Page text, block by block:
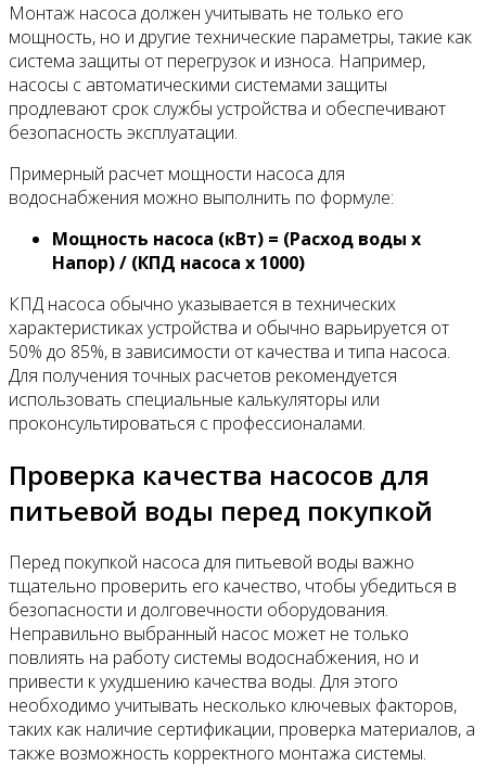
Монтаж насоса должен учитывать не только его
мощность, но и другие технические параметры, такие как
система защиты от перегрузок и износа. Например,
насосы с автоматическими системами защиты
продлевают срок службы устройства и обеспечивают
безопасность эксплуатации.
Примерный расчет мощности насоса для
водоснабжения можно выполнить по формуле:
Мощность насоса (кВт) = (Расход воды x
Напор) / (КПД насоса x 1000)
КПД насоса обычно указывается в технических
характеристиках устройства и обычно варьируется от
50% до 85%, в зависимости от качества и типа насоса.
Для получения точных расчетов рекомендуется
использовать специальные калькуляторы или
проконсультироваться с профессионалами.
Проверка качества насосов для
питьевой воды перед покупкой
Перед покупкой насоса для питьевой воды важно
тщательно проверить его качество, чтобы убедиться в
безопасности и долговечности оборудования.
Неправильно выбранный насос может не только
повлиять на работу системы водоснабжения, но и
привести к ухудшению качества воды. Для этого
необходимо учитывать несколько ключевых факторов,
таких как наличие сертификации, проверка материалов, а
также возможность корректного монтажа системы.